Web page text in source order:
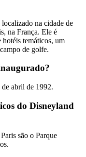
na cidade de
na França. Ele é
hotéis temáticos, um
de golfe.
abril de 1992.
do Disneyland
são o Parque